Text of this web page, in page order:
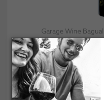
Garage Wine